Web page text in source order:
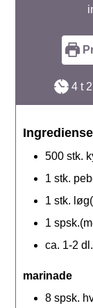
4 t
500 stk.
1 stk.
1 stk.
1
ca. 1-2 dl.
marinade
8spsk.